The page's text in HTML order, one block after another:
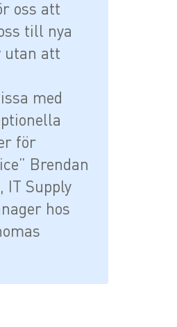
oss att
till nya
utan att
med
för
Brendan
IT Supply
hos